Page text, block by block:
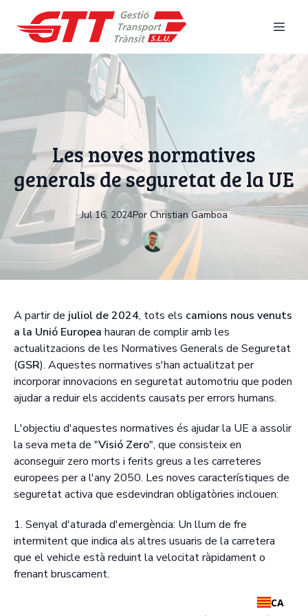
Les noves normatives
generals de seguretat de la UE
Jul 16, 2024Por Christian Gamboa
A partir de juliol de 2024, tots els camions nous venuts
a la Unió Europea hauran de complir amb les
actualitzacions de les Normatives Generals de Seguretat
(GSR). Aquestes normatives s'han actualitzat per
incorporar innovacions en seguretat automotriu que poden
ajudar a reduir els accidents causats per errors humans.
L'objectiu d'aquestes normatives és ajudar la UE a assolir
la seva meta de "Visió Zero", que consisteix en
aconseguir zero morts i ferits greus a les carreteres
europees per a l'any 2050. Les noves característiques de
seguretat activa que esdevindran obligatòries inclouen:
1. Senyal d'aturada d'emergència: Un llum de fre
intermitent que indica als altres usuaris de la carretera
que el vehicle està reduint la velocitat ràpidament o
frenant bruscament.
CA